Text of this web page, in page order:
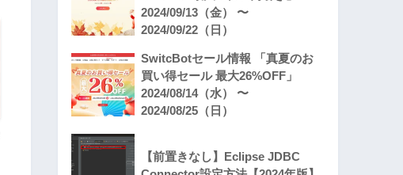
2024/09/13（金） 〜
2024/09/22（日）
SwitcBotセール情報 「真夏のお
買い得セール 最大26%OFF」
2024/08/14（水） 〜
2024/08/25（日）
【前置きなし】Eclipse JDBC